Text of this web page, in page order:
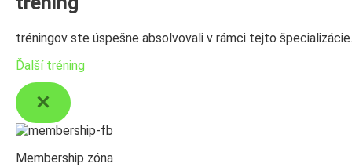
tréningov ste úspešne absolvovali v rámci tejto špecializácie.
Ďalší tréning
Membership zóna